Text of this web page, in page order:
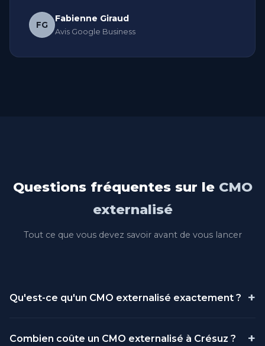
FG
Fabienne Giraud
Avis Google Business
Questions fréquentes sur le CMO
externalisé
Tout ce que vous devez savoir avant de vous lancer
Qu'est-ce qu'un CMO externalisé exactement ? +
directeur marketing professionnel qui travaille pour
Combien coûte un CMO externalisé à Crésuz ? +